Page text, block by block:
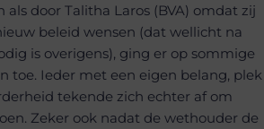
als door Talitha Laros (BVA) omdat zij
beleid wensen (dat wellicht na
is overigens), ging er op sommige
toe. Ieder met een eigen belang, plek
tekende zich echter af om
Zeker ook nadat de wethouder de